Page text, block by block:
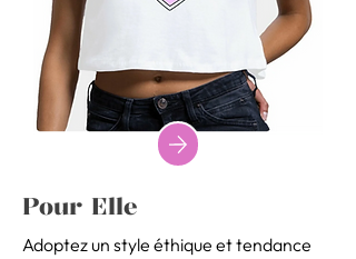
Pour Elle
Adoptez un style éthique et tendance